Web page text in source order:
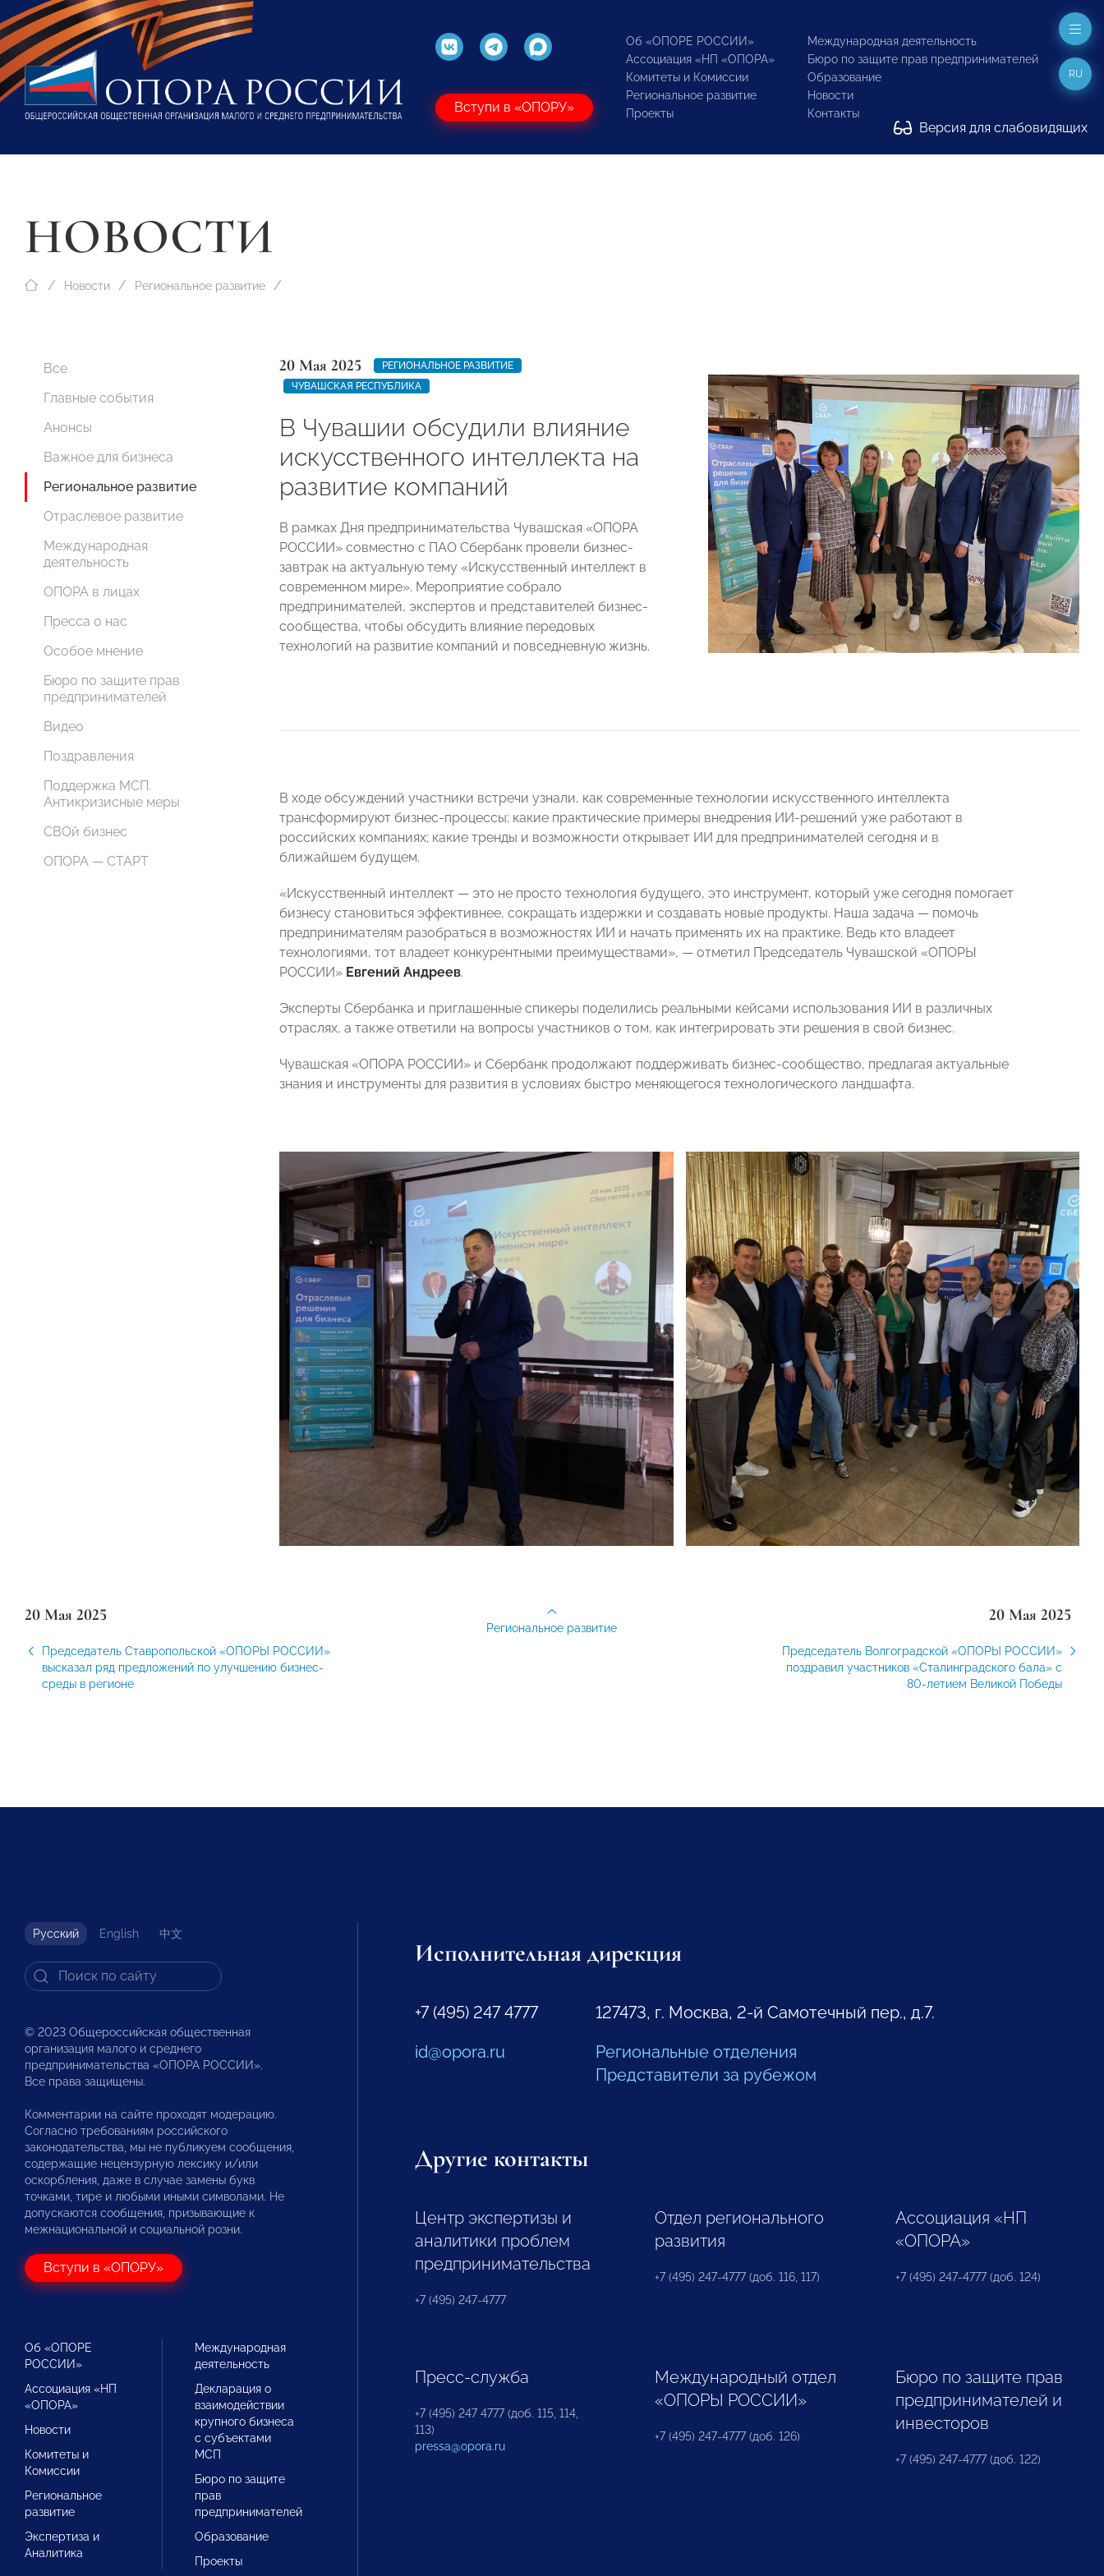
Вступи в «ОПОРУ»
Об «ОПОРЕ РОССИИ»
Ассоциация «НП «ОПОРА»
Комитеты и Комиссии
Региональное развитие
Проекты
Международная деятельность
Бюро по защите прав предпринимателей
Образование
Новости
Контакты
Версия для слабовидящих
RU
НОВОСТИ
Новости Региональное развитие
Все
Главные события
Анонсы
Важное для бизнеса
Региональное развитие
Отраслевое развитие
Международная
деятельность
ОПОРА в лицах
Пресса о нас
Особое мнение
Бюро по защите прав
предпринимателей
Видео
Поздравления
Поддержка МСП.
Антикризисные меры
СВОй бизнес
ОПОРА — СТАРТ
20 Мая 2025
РЕГИОНАЛЬНОЕ РАЗВИТИЕ
ЧУВАШСКАЯ РЕСПУБЛИКА
В Чувашии обсудили влияние
искусственного интеллекта на
развитие компаний
В рамках Дня предпринимательства Чувашская «ОПОРА
РОССИИ» совместно с ПАО Сбербанк провели бизнес-
завтрак на актуальную тему «Искусственный интеллект в
современном мире». Мероприятие собрало
предпринимателей, экспертов и представителей бизнес-
сообщества, чтобы обсудить влияние передовых
технологий на развитие компаний и повседневную жизнь.
В ходе обсуждений участники встречи узнали, как современные технологии искусственного интеллекта
трансформируют бизнес-процессы; какие практические примеры внедрения ИИ-решений уже работают в
российских компаниях; какие тренды и возможности открывает ИИ для предпринимателей сегодня и в
ближайшем будущем.
«Искусственный интеллект — это не просто технология будущего, это инструмент, который уже сегодня помогает
бизнесу становиться эффективнее, сокращать издержки и создавать новые продукты. Наша задача — помочь
предпринимателям разобраться в возможностях ИИ и начать применять их на практике. Ведь кто владеет
технологиями, тот владеет конкурентными преимуществами», — отметил Председатель Чувашской «ОПОРЫ
РОССИИ» Евгений Андреев.
Эксперты Сбербанка и приглашенные спикеры поделились реальными кейсами использования ИИ в различных
отраслях, а также ответили на вопросы участников о том, как интегрировать эти решения в свой бизнес.
Чувашская «ОПОРА РОССИИ» и Сбербанк продолжают поддерживать бизнес-сообщество, предлагая актуальные
знания и инструменты для развития в условиях быстро меняющегося технологического ландшафта.
20 Мая 2025
Председатель Ставропольской «ОПОРЫ РОССИИ»
высказал ряд предложений по улучшению бизнес-
среды в регионе
20 Мая 2025
Председатель Волгоградской «ОПОРЫ РОССИИ»
поздравил участников «Сталинградского бала» с
80-летием Великой Победы
Региональное развитие
Русский English 中文
© 2023 Общероссийская общественная
организация малого и среднего
предпринимательства «ОПОРА РОССИИ».
Все права защищены.
Комментарии на сайте проходят модерацию.
Согласно требованиям российского
законодательства, мы не публикуем сообщения,
содержащие нецензурную лексику и/или
оскорбления, даже в случае замены букв
точками, тире и любыми иными символами. Не
допускаются сообщения, призывающие к
межнациональной и социальной розни.
Вступи в «ОПОРУ»
Об «ОПОРЕ
РОССИИ»
Ассоциация «НП
«ОПОРА»
Новости
Комитеты и
Комиссии
Региональное
развитие
Экспертиза и
Аналитика
Международная
деятельность
Декларация о
взаимодействии
крупного бизнеса
с субъектами
МСП
Бюро по защите
прав
предпринимателей
Образование
Проекты
Исполнительная дирекция
+7 (495) 247 4777
id@opora.ru
127473, г. Москва, 2-й Самотечный пер., д.7.
Региональные отделения
Представители за рубежом
Другие контакты
Центр экспертизы и
аналитики проблем
предпринимательства
+7 (495) 247-4777
Отдел регионального
развития
+7 (495) 247-4777 (доб. 116, 117)
Ассоциация «НП
«ОПОРА»
+7 (495) 247-4777 (доб. 124)
Пресс-служба
+7 (495) 247 4777 (доб. 115, 114,
113)
pressa@opora.ru
Международный отдел
«ОПОРЫ РОССИИ»
+7 (495) 247-4777 (доб. 126)
Бюро по защите прав
предпринимателей и
инвесторов
+7 (495) 247-4777 (доб. 122)